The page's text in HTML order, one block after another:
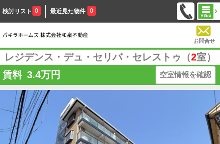
検討リスト 0 最近見た物件 0
お問合せ
レジデンス・デュ・セリバ・セレストゥ（2室）
賃料 3.4万円 空室情報を確認